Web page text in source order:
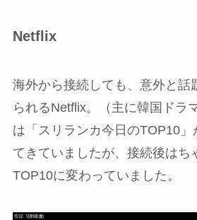
Netflix
海外から接続しても、意外と話
られるNetflix。（主に韓国ドラ
は「スリランカ今日のTOP10」
てきていましたが、接続後はち
TOP10に変わっていました。